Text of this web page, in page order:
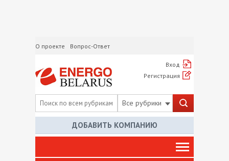
О проекте Вопрос-Ответ
Вход
Регистрация
Все рубрики
ДОБАВИТЬ КОМПАНИЮ